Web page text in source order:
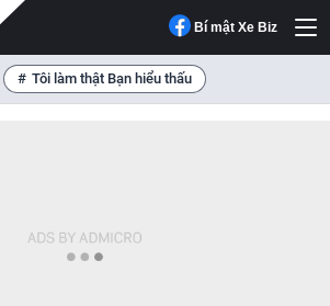
Bí mật Xe Biz
Tôi làm thật Bạn hiểu thấu